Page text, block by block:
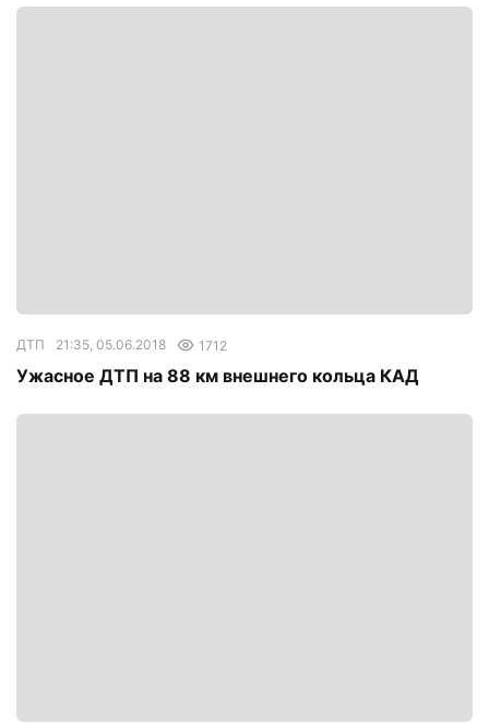
ДТП 21:35, 05.06.2018 1712
Ужасное ДТП на 88 км внешнего кольца КАД